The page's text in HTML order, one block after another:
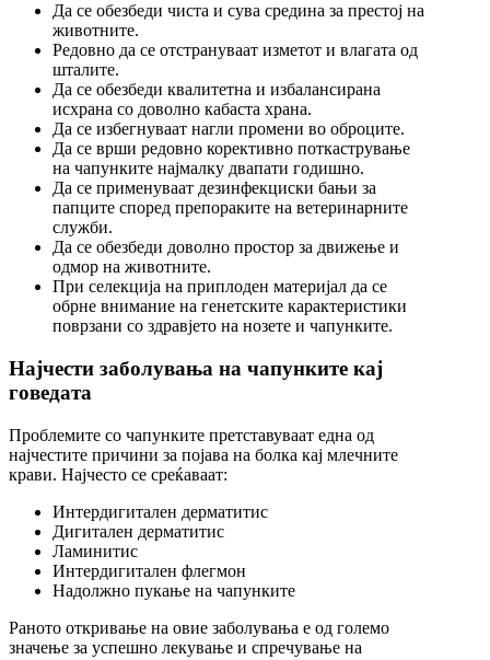
Да се обезбеди чиста и сува средина за престој на
животните.
Редовно да се отстрануваат изметот и влагата од
шталите.
Да се обезбеди квалитетна и избалансирана
исхрана со доволно кабаста храна.
Да се избегнуваат нагли промени во оброците.
Да се врши редовно корективно поткастрување
на чапунките најмалку двапати годишно.
Да се применуваат дезинфекциски бањи за
папците според препораките на ветеринарните
служби.
Да се обезбеди доволно простор за движење и
одмор на животните.
При селекција на приплоден материјал да се
обрне внимание на генетските карактеристики
поврзани со здравјето на нозете и чапунките.
Најчести заболувања на чапунките кај
говедата
Проблемите со чапунките претставуваат една од
најчестите причини за појава на болка кај млечните
крави. Најчесто се среќаваат:
Интердигитален дерматитис
Дигитален дерматитис
Ламинитис
Интердигитален флегмон
Надолжно пукање на чапунките
Раното откривање на овие заболувања е од големо
значење за успешно лекување и спречување на